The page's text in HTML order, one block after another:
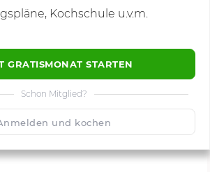
Kochschule u.v.m.
GRATISMONAT STARTEN
Schon Mitglied?
und kochen
Speichern